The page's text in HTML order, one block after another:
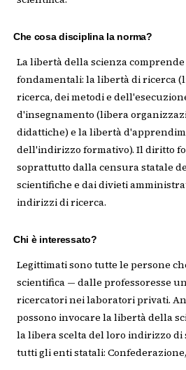
Che cosa disciplina la norma?
La libertà della scienza
fondamentali: la libertà di ricerca
ricerca, dei metodi e
d'insegnamento (libera
didattiche) e la libertà
dell'indirizzo formativo). Il diritto
soprattutto dalla censura statale
scientifiche e dai divieti
indirizzi di ricerca.
Chi è interessato?
Legittimati sono tutte le persone
scientifica — dalle professoresse
ricercatori nei laboratori privati.
possono invocare la libertà della
la libera scelta del loro indirizzo di
tutti gli enti statali: